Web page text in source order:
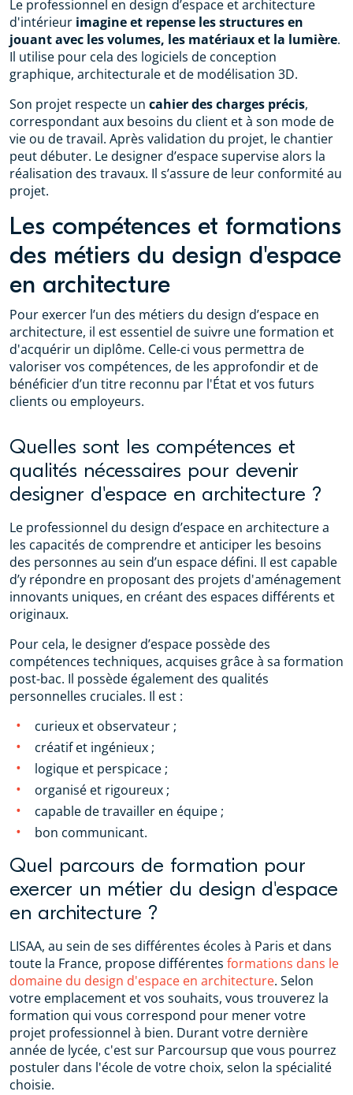
Le professionnel en design d’espace et architecture
d'intérieur imagine et repense les structures en
jouant avec les volumes, les matériaux et la lumière.
Il utilise pour cela des logiciels de conception
graphique, architecturale et de modélisation 3D.
Son projet respecte un cahier des charges précis,
correspondant aux besoins du client et à son mode de
vie ou de travail. Après validation du projet, le chantier
peut débuter. Le designer d’espace supervise alors la
réalisation des travaux. Il s’assure de leur conformité au
projet.
Les compétences et formations
des métiers du design d'espace
en architecture
Pour exercer l’un des métiers du design d’espace en
architecture, il est essentiel de suivre une formation et
d'acquérir un diplôme. Celle-ci vous permettra de
valoriser vos compétences, de les approfondir et de
bénéficier d’un titre reconnu par l'État et vos futurs
clients ou employeurs.
Quelles sont les compétences et
qualités nécessaires pour devenir
designer d'espace en architecture ?
Le professionnel du design d’espace en architecture a
les capacités de comprendre et anticiper les besoins
des personnes au sein d’un espace défini. Il est capable
d’y répondre en proposant des projets d'aménagement
innovants uniques, en créant des espaces différents et
originaux.
Pour cela, le designer d’espace possède des
compétences techniques, acquises grâce à sa formation
post-bac. Il possède également des qualités
personnelles cruciales. Il est :
curieux et observateur ;
créatif et ingénieux ;
logique et perspicace ;
organisé et rigoureux ;
capable de travailler en équipe ;
bon communicant.
Quel parcours de formation pour
exercer un métier du design d'espace
en architecture ?
LISAA, au sein de ses différentes écoles à Paris et dans
toute la France, propose différentes formations dans le
domaine du design d'espace en architecture. Selon
votre emplacement et vos souhaits, vous trouverez la
formation qui vous correspond pour mener votre
projet professionnel à bien. Durant votre dernière
année de lycée, c'est sur Parcoursup que vous pourrez
postuler dans l'école de votre choix, selon la spécialité
choisie.